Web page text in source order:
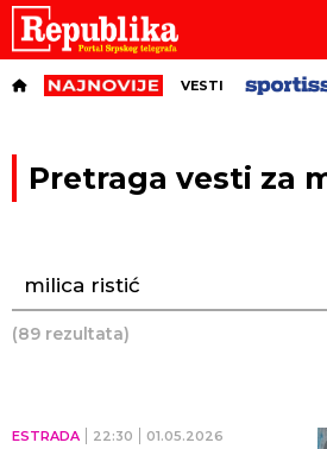
VESTI
Pretraga vesti za
(89 rezultata)
ESTRADA 22:30 01.05.2026